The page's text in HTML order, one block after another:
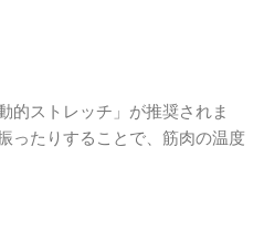
的ストレッチ」が推奨されま
ったりすることで、筋肉の温度